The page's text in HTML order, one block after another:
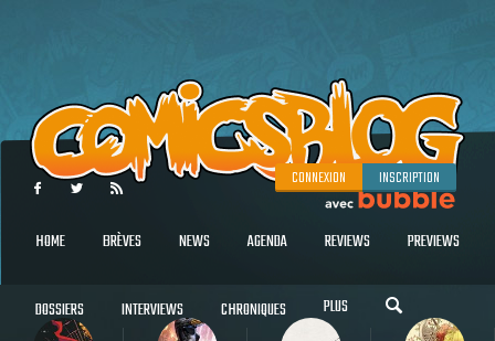
CONNEXION INSCRIPTION
HOME BRÈVES NEWS AGENDA REVIEWS PREVIEWS
DOSSIERS INTERVIEWS CHRONIQUES PLUS